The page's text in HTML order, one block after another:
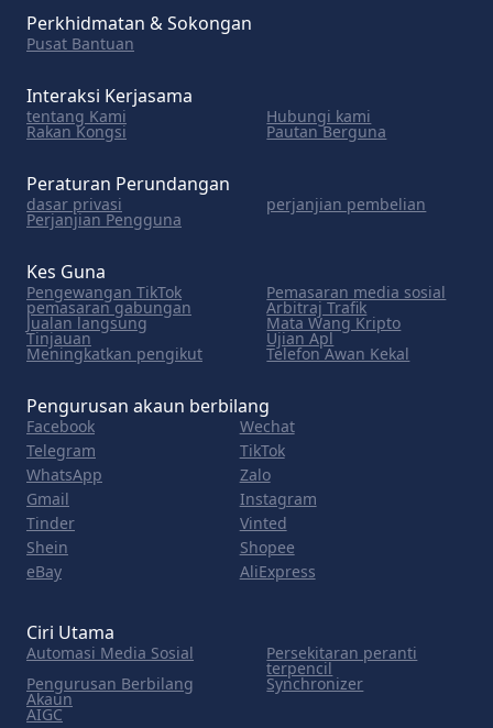
Perkhidmatan & Sokongan
Pusat Bantuan
Interaksi Kerjasama
tentang Kami Hubungi kami
Rakan Kongsi Pautan Berguna
Peraturan Perundangan
dasar privasi perjanjian pembelian
Perjanjian Pengguna
Kes Guna
Pengewangan TikTok Pemasaran media sosial
pemasaran gabungan Arbitraj Trafik
Jualan langsung Mata Wang Kripto
Tinjauan Ujian Apl
Meningkatkan pengikut Telefon Awan Kekal
Pengurusan akaun berbilang
Facebook
Wechat
Telegram
TikTok
WhatsApp
Zalo
Gmail
Instagram
Tinder
Vinted
Shein
Shopee
eBay
AliExpress
Ciri Utama
Automasi Media Sosial Persekitaran peranti
terpencil
Pengurusan Berbilang
Akaun
Synchronizer
AIGC